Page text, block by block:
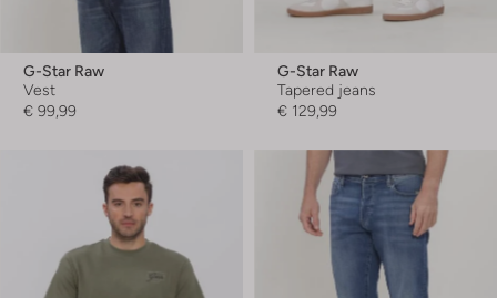
G-Star Raw
Vest
€ 99,99
G-Star Raw
Tapered jeans
€ 129,99